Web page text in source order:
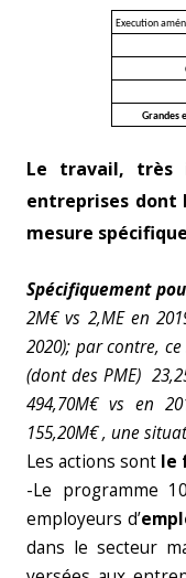
Execution
Grandes
Le travail, très
entreprises dont
mesure
Spécifiquement
2M€ vs 2,ME en
2020); par contre,
(dont des PME)
494,70M€ vs en
155,20M€ , une
Les actions sont le
-Le programme
employeurs d’
dans le secteur